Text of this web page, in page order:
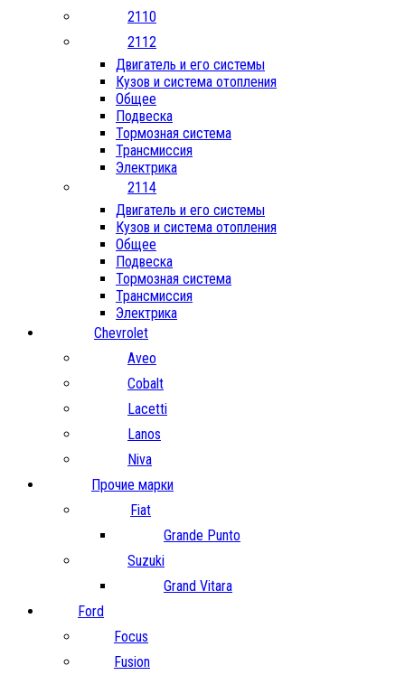
2110
2112
Двигатель и его системы
Кузов и система отопления
Общее
Подвеска
Тормозная система
Трансмиссия
Электрика
2114
Двигатель и его системы
Кузов и система отопления
Общее
Подвеска
Тормозная система
Трансмиссия
Электрика
Chevrolet
Aveo
Cobalt
Lacetti
Lanos
Niva
Прочие марки
Fiat
Grande Punto
Suzuki
Grand Vitara
Ford
Focus
Fusion